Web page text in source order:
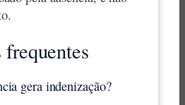
frequentes
gera indenização?